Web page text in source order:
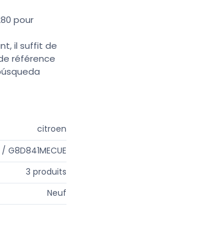
pour
il suffit de
référence
citroen
G8D841MECUE
3 produits
Neuf